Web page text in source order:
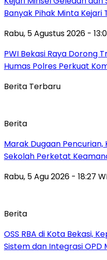
Banyak Pihak Minta Kejari
Rabu, 5 Agustus 2026 -
PWI Bekasi Raya Dorong
Humas Polres Perkuat
Berita Terbaru
Berita
‎Marak Dugaan Pencurian,
Sekolah Perketat
Rabu, 5 Agu 2026 - 18:27
Berita
‎OSS RBA di Kota Bekasi,
Sistem dan Integrasi OPD